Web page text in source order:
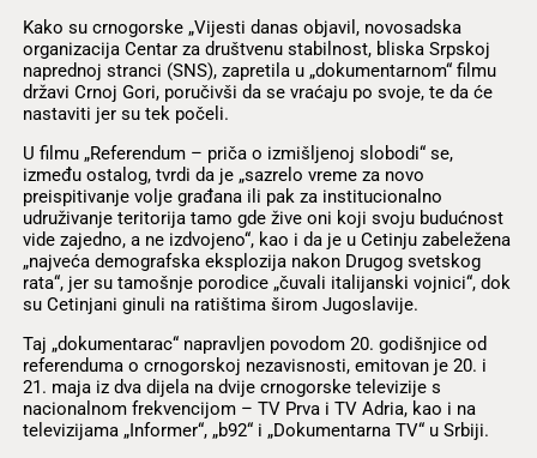
Kako su crnogorske „Vijesti danas objavil, novosadska
organizacija Centar za društvenu stabilnost, bliska Srpskoj
naprednoj stranci (SNS), zapretila u „dokumentarnom“ filmu
državi Crnoj Gori, poručivši da se vraćaju po svoje, te da će
nastaviti jer su tek počeli.
U filmu „Referendum – priča o izmišljenoj slobodi“ se,
između ostalog, tvrdi da je „sazrelo vreme za novo
preispitivanje volje građana ili pak za institucionalno
udruživanje teritorija tamo gde žive oni koji svoju budućnost
vide zajedno, a ne izdvojeno“, kao i da je u Cetinju zabeležena
„najveća demografska eksplozija nakon Drugog svetskog
rata“, jer su tamošnje porodice „čuvali italijanski vojnici“, dok
su Cetinjani ginuli na ratištima širom Jugoslavije.
Taj „dokumentarac“ napravljen povodom 20. godišnjice od
referenduma o crnogorskoj nezavisnosti, emitovan je 20. i
21. maja iz dva dijela na dvije crnogorske televizije s
nacionalnom frekvencijom – TV Prva i TV Adria, kao i na
televizijama „Informer“, „b92“ i „Dokumentarna TV“ u Srbiji.